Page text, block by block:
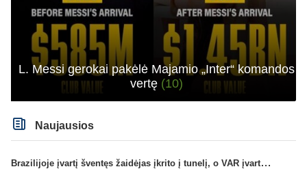
L. Messi gerokai pakėlė Majamio „Inter“ komandos
vertę (10)
Naujausios
Brazilijoje įvartį šventęs žaidėjas įkrito į tunelį, o VAR įvartį atšaukė